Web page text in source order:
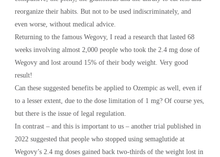
reorganize their habits. But not to be used indiscriminately, and
even worse, without medical advice.
Returning to the famous Wegovy, I read a research that lasted 68
weeks involving almost 2,000 people who took the 2.4 mg dose of
Wegovy and lost around 15% of their body weight. Very good
result!
Can these suggested benefits be applied to Ozempic as well, even if
to a lesser extent, due to the dose limitation of 1 mg? Of course yes,
but there is the issue of legal regulation.
In contrast – and this is important to us – another trial published in
2022 suggested that people who stopped using semaglutide at
Wegovy’s 2.4 mg doses gained back two-thirds of the weight lost in